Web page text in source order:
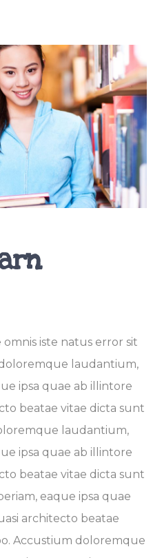
iste natus error sit
laudantium,
ipsa quae ab illintore
beatae vitae dicta sunt
laudantium,
ipsa quae ab illintore
beatae vitae dicta sunt
eaque ipsa quae
architecto beatae
Accustium doloremque